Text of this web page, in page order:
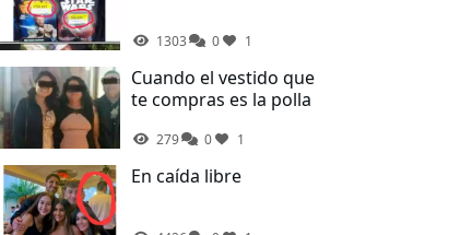
1303 0 1
Cuando el vestido que
te compras es la polla
279 0 1
En caída libre